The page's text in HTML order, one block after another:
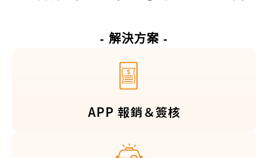
- 解決方案 -
APP 報銷＆簽核